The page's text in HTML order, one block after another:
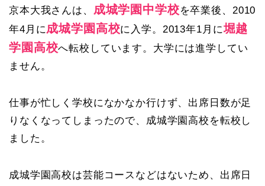
京本大我さんは、 成城学園中学校を卒業後、2010
年4月に成城学園高校に入学。2013年1月に堀越
学園高校へ転校しています。大学には進学してい
ません。
仕事が忙しく学校になかなか行けず、出席日数が足
りなくなってしまったので、成城学園高校を転校し
ました。
成城学園高校は芸能コースなどはないため、出席日